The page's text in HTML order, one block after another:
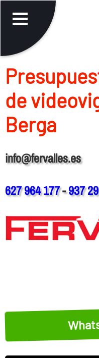
de
Berga
info@fervalles.es
627 964 177-937